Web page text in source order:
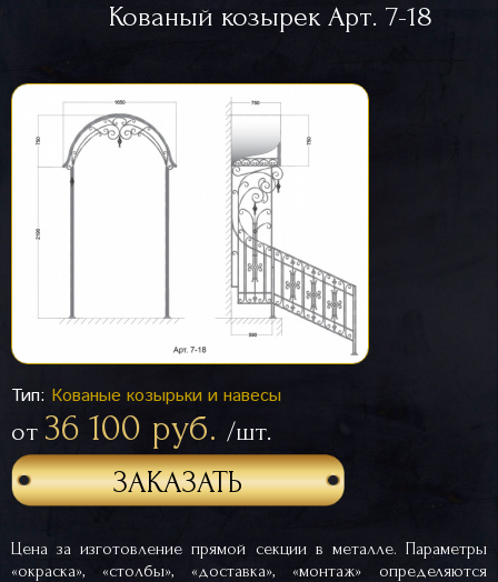
Кованый козырек Арт. 7-18
Тип: Кованые козырьки и навесы
от 36 100 руб. /шт.
ЗАКАЗАТЬ
Цена за изготовление прямой секции в металле. Параметры
«окраска», «столбы», «доставка», «монтаж» определяются